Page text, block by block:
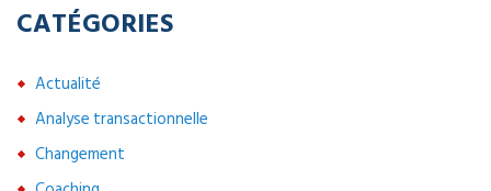
CATÉGORIES
Actualité
Analyse transactionnelle
Changement